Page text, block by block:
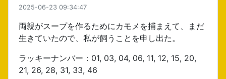
2025-06-23 09:34:47
両親がスープを作るためにカモメを捕まえて、まだ
生きていたので、私が飼うことを申し出た。
ラッキーナンバー：01, 03, 04, 06, 11, 12, 15, 20,
21, 26, 28, 31, 33, 46